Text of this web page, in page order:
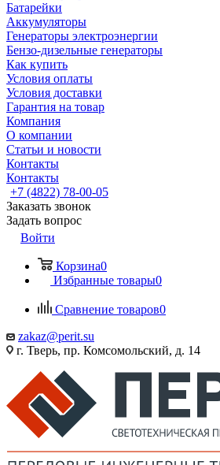
Батарейки
Аккумуляторы
Генераторы электроэнергии
Бензо-дизельные генераторы
Как купить
Условия оплаты
Условия доставки
Гарантия на товар
Компания
О компании
Статьи и новости
Контакты
Контакты
+7 (4822) 78-00-05
Заказать звонок
Задать вопрос
Войти
Корзина0
Избранные товары0
Сравнение товаров0
zakaz@perit.su
г. Тверь, пр. Комсомольский, д. 14